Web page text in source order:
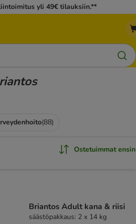
yli 49€ tilauksiin.**
(88)
Ostetuimmat ensin
Briantos Adult kana & riisi
säästöpakkaus: 2 x 14 kg